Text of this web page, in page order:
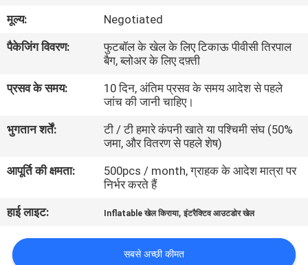
कारखाना
भ्रमण
गुणवत्ता
नियंत्रण
COMPANY
साइटमैप
मूल्य:
Negotiated
पैकेजिंग विवरण:
फुटबॉल के खेल के लिए टिकाऊ पीवीसी तिरपाल
बैग, ब्लोअर के लिए दफ़्ती
प्रसव के समय:
10 दिन, अंतिम प्रसव के समय आदेश से पहले
जांच की जानी चाहिए।
भुगतान शर्तें:
टी / टी हमारे कंपनी खाते या पश्चिमी संघ (50%
जमा, और वितरण से पहले शेष)
आपूर्ति की क्षमता:
500pcs / month, ग्राहक के आदेश मात्रा पर
निर्भर करते हैं
हाई लाइट:
Inflatable खेल किराया,इंटरैक्टिव आउटडोर खेल
सबसे अच्छी कीमत